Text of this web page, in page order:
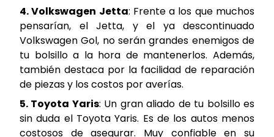
4. Volkswagen Jetta: Frente a los que muchos
pensarían, el Jetta, y el ya descontinuado
Volkswagen Gol, no serán grandes enemigos de
tu bolsillo a la hora de mantenerlos. Además,
también destaca por la facilidad de reparación
de piezas y los costos por averías.
5. Toyota Yaris: Un gran aliado de tu bolsillo es
sin duda el Toyota Yaris. Es de los autos menos
costosos de asegurar. Muy confiable en su